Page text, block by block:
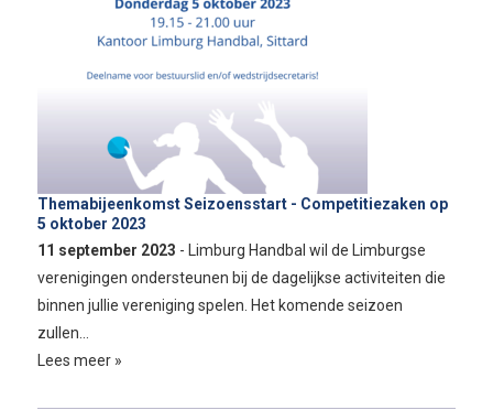
Themabijeenkomst Seizoensstart - Competitiezaken op
5 oktober 2023
11 september 2023 - Limburg Handbal wil de Limburgse
verenigingen ondersteunen bij de dagelijkse activiteiten die
binnen jullie vereniging spelen. Het komende seizoen
zullen…
Lees meer »